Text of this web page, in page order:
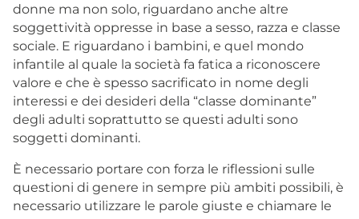
donne ma non solo, riguardano anche altre
soggettività oppresse in base a sesso, razza e classe
sociale. E riguardano i bambini, e quel mondo
infantile al quale la società fa fatica a riconoscere
valore e che è spesso sacrificato in nome degli
interessi e dei desideri della “classe dominante”
degli adulti soprattutto se questi adulti sono
soggetti dominanti.
È necessario portare con forza le riflessioni sulle
questioni di genere in sempre più ambiti possibili, è
necessario utilizzare le parole giuste e chiamare le